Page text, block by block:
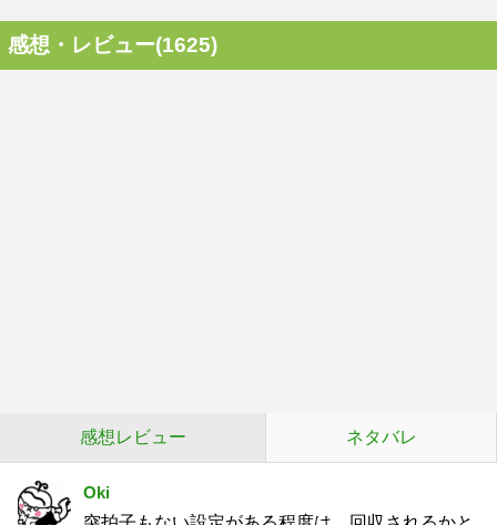
感想・レビュー(1625)
感想レビュー ネタバレ
Oki